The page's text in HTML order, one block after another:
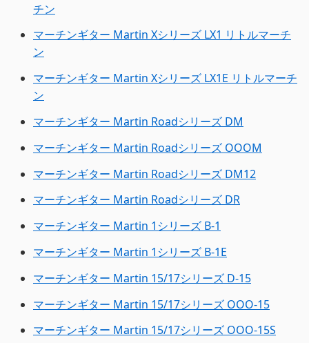
チン
マーチンギター Martin Xシリーズ LX1 リトルマーチ
ン
マーチンギター Martin Xシリーズ LX1E リトルマーチ
ン
マーチンギター Martin Roadシリーズ DM
マーチンギター Martin Roadシリーズ OOOM
マーチンギター Martin Roadシリーズ DM12
マーチンギター Martin Roadシリーズ DR
マーチンギター Martin 1シリーズ B-1
マーチンギター Martin 1シリーズ B-1E
マーチンギター Martin 15/17シリーズ D-15
マーチンギター Martin 15/17シリーズ OOO-15
マーチンギター Martin 15/17シリーズ OOO-15S